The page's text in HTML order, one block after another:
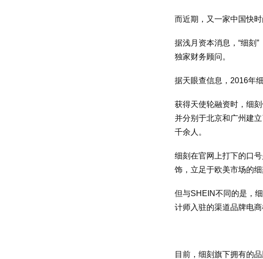
而近期，又一家中国快
据浅月资本消息，“细刻
独家财务顾问。
据天眼查信息，2016年
获得天使轮融资时，细
并分别于北京和广州建
千余人。
细刻在官网上打下的口
饰，立足于欧美市场的
但与SHEIN不同的是，
计师入驻的渠道品牌电
目前，细刻旗下拥有的